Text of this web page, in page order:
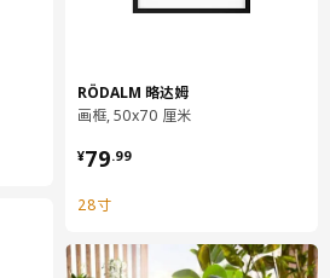
RÖDALM 略达姆
画框, 50x70 厘米
¥79.99
¥ 79.99
28寸